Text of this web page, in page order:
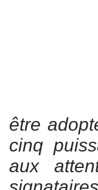
être
cinq
aux